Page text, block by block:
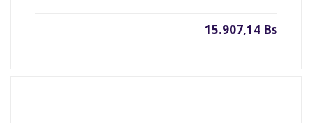
15.907,14 Bs